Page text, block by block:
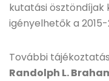
kutatási
igényelhetők a
További
Randolph L.